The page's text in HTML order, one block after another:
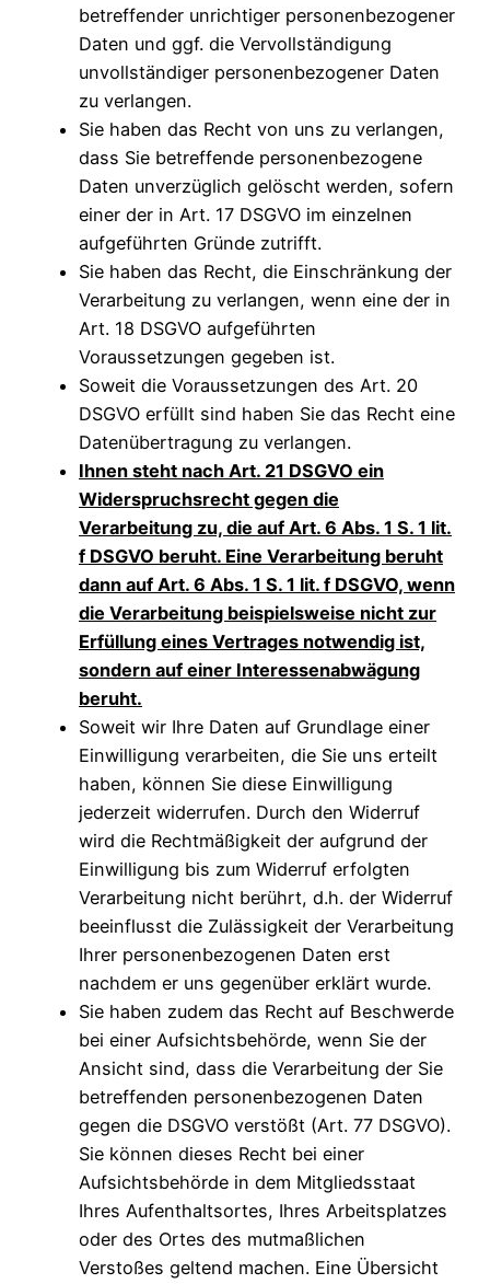
betreffender unrichtiger personenbezogener
Daten und ggf. die Vervollständigung
unvollständiger personenbezogener Daten
zu verlangen.
Sie haben das Recht von uns zu verlangen,
dass Sie betreffende personenbezogene
Daten unverzüglich gelöscht werden, sofern
einer der in Art. 17 DSGVO im einzelnen
aufgeführten Gründe zutrifft.
Sie haben das Recht, die Einschränkung der
Verarbeitung zu verlangen, wenn eine der in
Art. 18 DSGVO aufgeführten
Voraussetzungen gegeben ist.
Soweit die Voraussetzungen des Art. 20
DSGVO erfüllt sind haben Sie das Recht eine
Datenübertragung zu verlangen.
Ihnen steht nach Art. 21 DSGVO ein
Widerspruchsrecht gegen die
Verarbeitung zu, die auf Art. 6 Abs. 1 S. 1 lit.
f DSGVO beruht. Eine Verarbeitung beruht
dann auf Art. 6 Abs. 1 S. 1 lit. f DSGVO, wenn
die Verarbeitung beispielsweise nicht zur
Erfüllung eines Vertrages notwendig ist,
sondern auf einer Interessenabwägung
beruht.
Soweit wir Ihre Daten auf Grundlage einer
Einwilligung verarbeiten, die Sie uns erteilt
haben, können Sie diese Einwilligung
jederzeit widerrufen. Durch den Widerruf
wird die Rechtmäßigkeit der aufgrund der
Einwilligung bis zum Widerruf erfolgten
Verarbeitung nicht berührt, d.h. der Widerruf
beeinflusst die Zulässigkeit der Verarbeitung
Ihrer personenbezogenen Daten erst
nachdem er uns gegenüber erklärt wurde.
Sie haben zudem das Recht auf Beschwerde
bei einer Aufsichtsbehörde, wenn Sie der
Ansicht sind, dass die Verarbeitung der Sie
betreffenden personenbezogenen Daten
gegen die DSGVO verstößt (Art. 77 DSGVO).
Sie können dieses Recht bei einer
Aufsichtsbehörde in dem Mitgliedsstaat
Ihres Aufenthaltsortes, Ihres Arbeitsplatzes
oder des Ortes des mutmaßlichen
Verstoßes geltend machen. Eine Übersicht